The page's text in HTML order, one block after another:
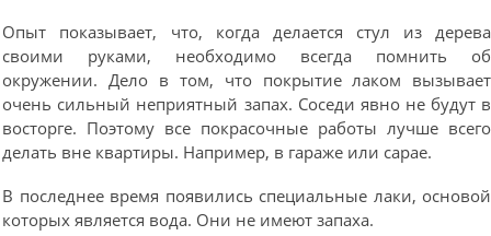
Опыт показывает, что, когда делается стул из дерева
своими руками, необходимо всегда помнить об
окружении. Дело в том, что покрытие лаком вызывает
очень сильный неприятный запах. Соседи явно не будут в
восторге. Поэтому все покрасочные работы лучше всего
делать вне квартиры. Например, в гараже или сарае.
В последнее время появились специальные лаки, основой
которых является вода. Они не имеют запаха.